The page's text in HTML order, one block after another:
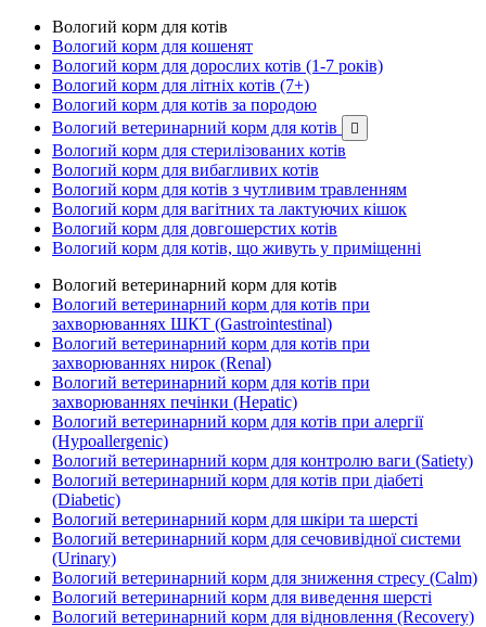
Вологий корм для котів
Вологий корм для кошенят
Вологий корм для дорослих котів (1-7 років)
Вологий корм для літніх котів (7+)
Вологий корм для котів за породою
Вологий ветеринарний корм для котів

Вологий корм для стерилізованих котів
Вологий корм для вибагливих котів
Вологий корм для котів з чутливим травленням
Вологий корм для вагітних та лактуючих кішок
Вологий корм для довгошерстих котів
Вологий корм для котів, що живуть у приміщенні
Вологий ветеринарний корм для котів
Вологий ветеринарний корм для котів при
захворюваннях ШКТ (Gastrointestinal)
Вологий ветеринарний корм для котів при
захворюваннях нирок (Renal)
Вологий ветеринарний корм для котів при
захворюваннях печінки (Hepatic)
Вологий ветеринарний корм для котів при алергії
(Hypoallergenic)
Вологий ветеринарний корм для контролю ваги (Satiety)
Вологий ветеринарний корм для котів при діабеті
(Diabetic)
Вологий ветеринарний корм для шкіри та шерсті
Вологий ветеринарний корм для сечовивідної системи
(Urinary)
Вологий ветеринарний корм для зниження стресу (Calm)
Вологий ветеринарний корм для виведення шерсті
Вологий ветеринарний корм для відновлення (Recovery)